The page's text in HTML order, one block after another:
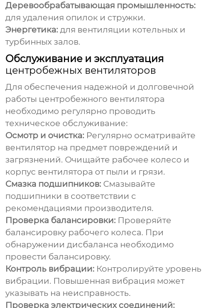
Деревообрабатывающая промышленность:
для удаления опилок и стружки.
Энергетика: для вентиляции котельных и
турбинных залов.
Обслуживание и эксплуатация
центробежных вентиляторов
Для обеспечения надежной и долговечной
работы центробежного вентилятора
необходимо регулярно проводить
техническое обслуживание:
Осмотр и очистка: Регулярно осматривайте
вентилятор на предмет повреждений и
загрязнений. Очищайте рабочее колесо и
корпус вентилятора от пыли и грязи.
Смазка подшипников: Смазывайте
подшипники в соответствии с
рекомендациями производителя.
Проверка балансировки: Проверяйте
балансировку рабочего колеса. При
обнаружении дисбаланса необходимо
провести балансировку.
Контроль вибрации: Контролируйте уровень
вибрации. Повышенная вибрация может
указывать на неисправность.
Проверка электрических соединений: